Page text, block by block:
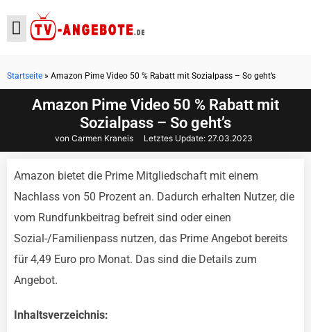
Amazon Pime Video 50 % Rabatt mit
Sozialpass – So geht’s
von Carmen Kraneis Letztes Update: 27.03.2023
Startseite » Amazon Pime Video 50 % Rabatt mit Sozialpass – So geht’s
Amazon bietet die Prime Mitgliedschaft mit einem
Nachlass von 50 Prozent an. Dadurch erhalten Nutzer, die
vom Rundfunkbeitrag befreit sind oder einen
Sozial-/Familienpass nutzen, das Prime Angebot bereits
für 4,49 Euro pro Monat. Das sind die Details zum
Angebot.
Inhaltsverzeichnis: